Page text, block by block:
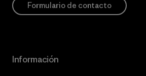
Formulario de contacto
Información